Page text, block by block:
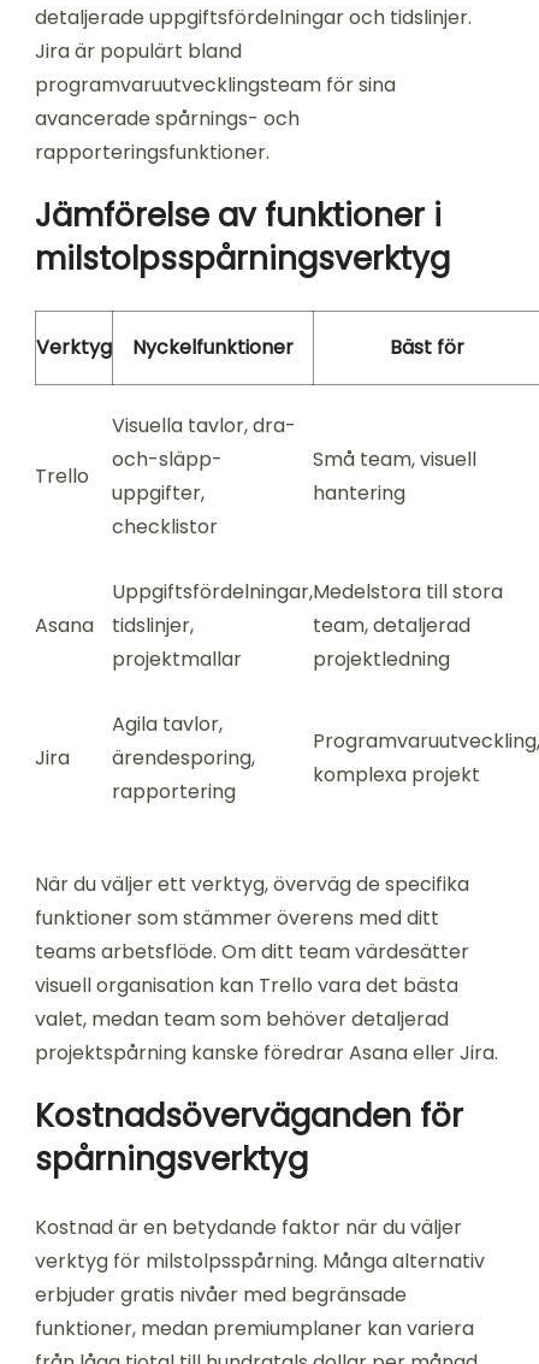
detaljerade uppgiftsfördelningar och tidslinjer.
Jira är populärt bland
programvaruutvecklingsteam för sina
avancerade spårnings- och
rapporteringsfunktioner.
Jämförelse av funktioner i
milstolpsspårningsverktyg
Verktyg Nyckelfunktioner Bäst för
Trello
Visuella tavlor, dra-
och-släpp-
uppgifter,
checklistor
Små team, visuell
hantering
Asana
Uppgiftsfördelningar,
tidslinjer,
projektmallar
Medelstora till stora
team, detaljerad
projektledning
Jira
Agila tavlor,
ärendesporing,
rapportering
Programvaruutveckling,
komplexa projekt
När du väljer ett verktyg, överväg de specifika
funktioner som stämmer överens med ditt
teams arbetsflöde. Om ditt team värdesätter
visuell organisation kan Trello vara det bästa
valet, medan team som behöver detaljerad
projektspårning kanske föredrar Asana eller Jira.
Kostnadsöverväganden för
spårningsverktyg
Kostnad är en betydande faktor när du väljer
verktyg för milstolpsspårning. Många alternativ
erbjuder gratis nivåer med begränsade
funktioner, medan premiumplaner kan variera